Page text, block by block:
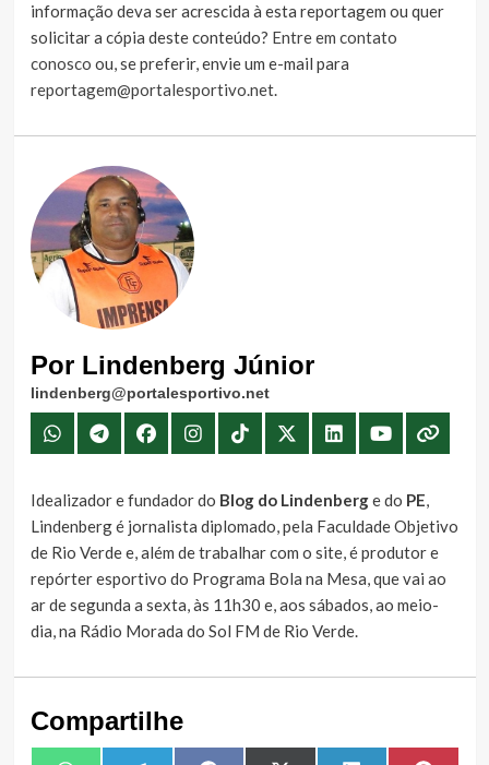
informação deva ser acrescida à esta reportagem ou quer
solicitar a cópia deste conteúdo? Entre em contato
conosco ou, se preferir, envie um e-mail para
reportagem@portalesportivo.net.
Por Lindenberg Júnior
lindenberg@portalesportivo.net
Idealizador e fundador do Blog do Lindenberge do PE,
Lindenberg é jornalista diplomado, pela Faculdade Objetivo
de Rio Verde e, além de trabalhar com o site, é produtor e
repórter esportivo do Programa Bola na Mesa, que vai ao
ar de segunda a sexta, às 11h30 e, aos sábados, ao meio-
dia, na Rádio Morada do Sol FM de Rio Verde.
Compartilhe